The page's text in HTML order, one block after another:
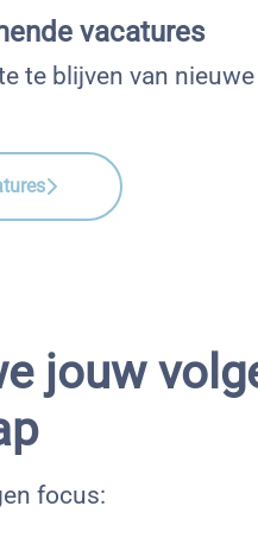
vacatures
te blijven van
jouw
focus: